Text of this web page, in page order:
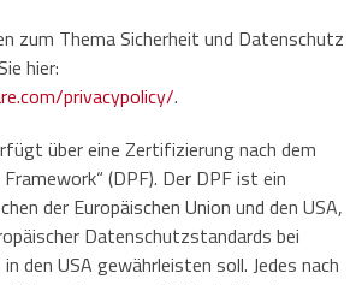
zum Thema Sicherheit und Datenschutz
hier:
privacypolicy/.
über eine Zertifizierung nach dem
(DPF). Der DPF ist ein
der Europäischen Union und den USA,
Datenschutzstandards bei
den USA gewährleisten soll. Jedes nach